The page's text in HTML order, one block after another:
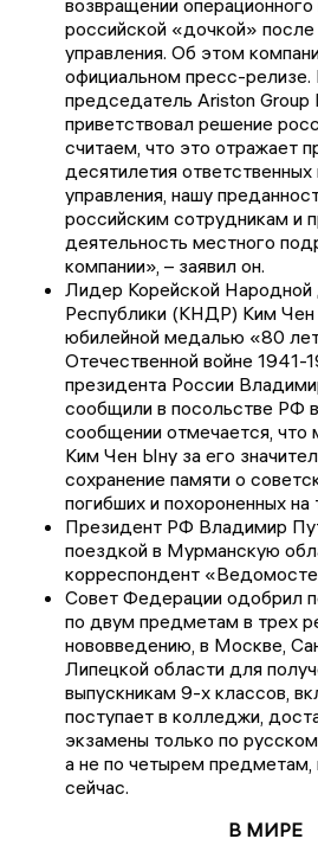
российской «дочкой»
управления. Об этом
официальном пресс-
председатель Ariston
приветствовал решение
считаем, что это отражает
десятилетия ответственных
управления, нашу
российским сотрудникам
деятельность местного
компании», – заявил он.
Лидер Корейской Народной
Республики (КНДР) Ким
юбилейной медалью «80
Отечественной войне 1941-
президента России
сообщили в посольстве РФ
сообщении отмечается,
Ким Чен Ыну за его
сохранение памяти о
погибших и похороненных
Президент РФ Владимир
поездкой в Мурманскую
корреспондент
Совет Федерации одобрил
по двум предметам в трех
нововведению, в Москве,
Липецкой области для
выпускникам 9-х классов,
поступает в колледжи,
экзамены только по
а не по четырем предметам,
сейчас.
В МИРЕ